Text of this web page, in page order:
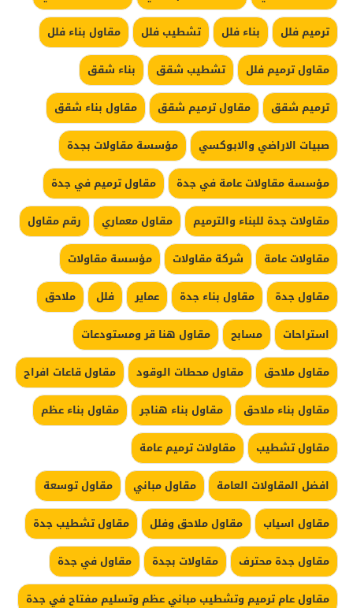
ترميم فلل
بناء فلل تشطيب فلل
مقاول بناء فلل
مقاول ترميم فلل
تشطيب شقق
بناء شقق
ترميم شقق
مقاول ترميم شقق
مقاول بناء شقق
صبيات الاراضي والابوكسي
مؤسسة مقاولات بجدة
مؤسسة مقاولات عامة في جدة
مقاول ترميم في جدة
مقاولات جدة للبناء والترميم
مقاول معماري
رقم مقاول
مقاولات عامة
شركة مقاولات
مؤسسة مقاولات
مقاول جدة
مقاول بناء جدة عماير فلل
ملاحق
استراحات
مسابح
مقاول هنا قر ومستودعات
مقاول ملاحق
مقاول محطات الوقود
مقاول قاعات افراح
مقاول بناء ملاحق
مقاول بناء هناجر
مقاول بناء عظم
مقاول تشطيب
مقاولات ترميم عامة
افضل المقاولات العامة
مقاول مباني
مقاول توسعة
مقاول اسياب
مقاول ملاحق وفلل
مقاول تشطيب جدة
مقاول جدة محترف
مقاولات بجدة
مقاول في جدة
مقاول عام ترميم وتشطيب مباني عظم وتسليم مفتاح في جدة